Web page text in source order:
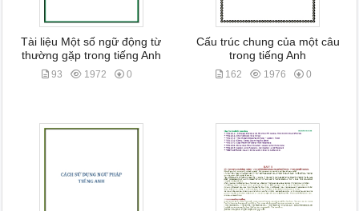
Tài liệu Một số ngữ động từ
thường gặp trong tiếng Anh
93 1972 0
Cấu trúc chung của một câu
trong tiếng Anh
162 1976 0